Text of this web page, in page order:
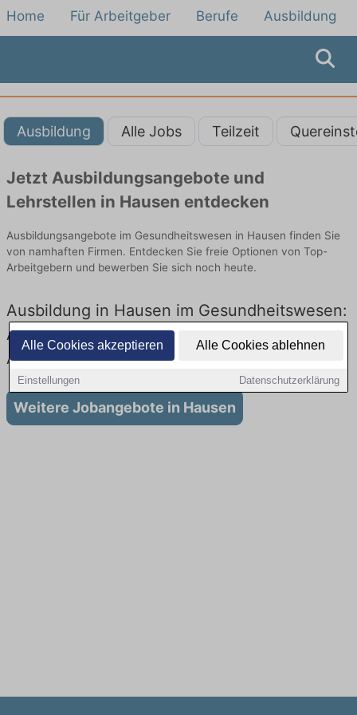
Alle Cookies akzeptieren Alle Cookies ablehnen
Einstellungen Datenschutzerklärung
Home Für Arbeitgeber Berufe Ausbildung
Ausbildung Alle Jobs Teilzeit
Jetzt Ausbildungsangebote und
Lehrstellen in Hausen entdecken
Ausbildungsangebote im Gesundheitswesen in Hausen finden Sie
von namhaften Firmen. Entdecken Sie freie Optionen von Top-
Arbeitgebern und bewerben Sie sich noch heute.
Ausbildung in Hausen im Gesundheitswesen:
Aktuell gibt es keine Stellenangebote für
Ausbildung in Hausen
Weitere Jobangebote in Hausen